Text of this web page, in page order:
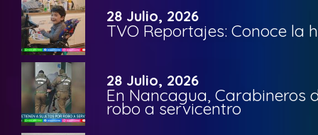
28 Julio, 2026
TVO Reportajes: Conoce la
28 Julio, 2026
En Nancagua, Carabineros
robo a servicentro